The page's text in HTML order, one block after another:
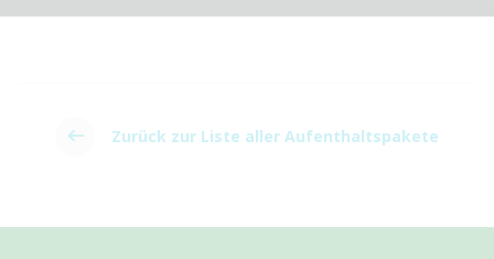
Zurück zur Liste aller Aufenthaltspakete